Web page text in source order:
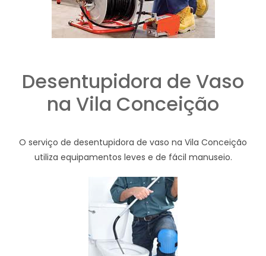
Desentupidora de Vaso
na Vila Conceição
O serviço de desentupidora de vaso na Vila Conceição
utiliza equipamentos leves e de fácil manuseio.